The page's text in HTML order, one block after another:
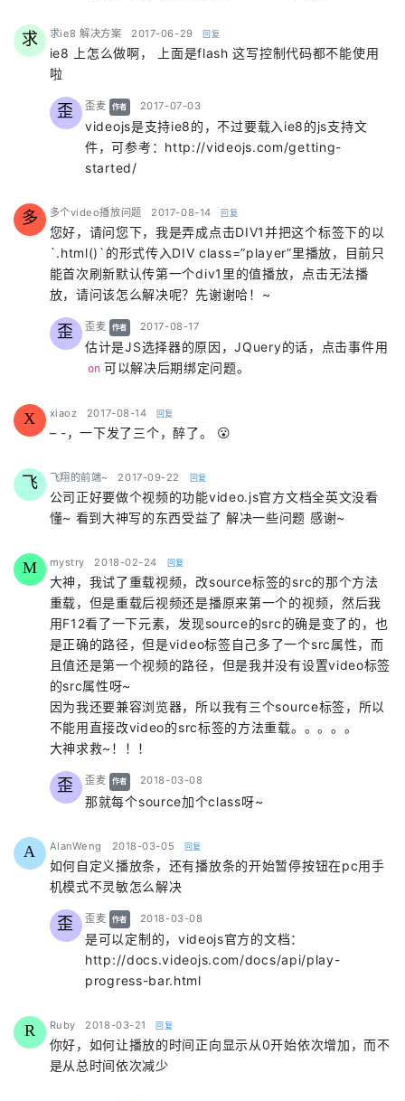
求 求ie8 解决方案 says:
2017-06-29 回复
ie8 上怎么做啊， 上面是flash 这写控制代码都不能使用
啦
歪 歪麦 says:
作者 2017-07-03
videojs是支持ie8的，不过要载入ie8的js支持文
件，可参考：http://videojs.com/getting-
started/
多 多个video播放问题 says:
2017-08-14 回复
您好，请问您下，我是弄成点击DIV1并把这个标签下的以
`.html()`的形式传入DIV class=”player”里播放，目前只
能首次刷新默认传第一个div1里的值播放，点击无法播
放，请问该怎么解决呢？先谢谢哈！~
歪 歪麦 says:
作者 2017-08-17
估计是JS选择器的原因，JQuery的话，点击事件用
on 可以解决后期绑定问题。
X xiaoz says:
2017-08-14 回复
– -，一下发了三个，醉了。 😮
飞 飞翔的前端~ says:
2017-09-22 回复
公司正好要做个视频的功能video.js官方文档全英文没看
懂~ 看到大神写的东西受益了 解决一些问题 感谢~
M mystry says:
2018-02-24 回复
大神，我试了重载视频，改source标签的src的那个方法
重载，但是重载后视频还是播原来第一个的视频，然后我
用F12看了一下元素，发现source的src的确是变了的，也
是正确的路径，但是video标签自己多了一个src属性，而
且值还是第一个视频的路径，但是我并没有设置video标签
的src属性呀~
因为我还要兼容浏览器，所以我有三个source标签，所以
不能用直接改video的src标签的方法重载。。。。。
大神求救~！！！
歪 歪麦 says:
作者 2018-03-08
那就每个source加个class呀~
A AlanWeng says:
2018-03-05 回复
如何自定义播放条，还有播放条的开始暂停按钮在pc用手
机模式不灵敏怎么解决
歪 歪麦 says:
作者 2018-03-08
是可以定制的，videojs官方的文档：
http://docs.videojs.com/docs/api/play-
progress-bar.html
R Ruby says:
2018-03-21 回复
你好，如何让播放的时间正向显示从0开始依次增加，而不
是从总时间依次减少